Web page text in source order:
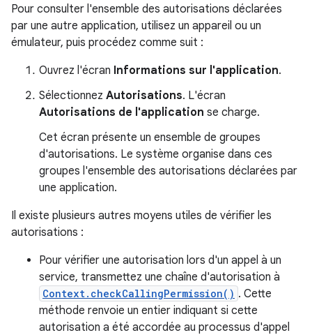
Pour consulter l'ensemble des autorisations déclarées
par une autre application, utilisez un appareil ou un
émulateur, puis procédez comme suit :
Ouvrez l'écran Informations sur l'application.
Sélectionnez Autorisations. L'écran
Autorisations de l'application se charge.
Cet écran présente un ensemble de groupes
d'autorisations. Le système organise dans ces
groupes l'ensemble des autorisations déclarées par
une application.
Il existe plusieurs autres moyens utiles de vérifier les
autorisations :
Pour vérifier une autorisation lors d'un appel à un
service, transmettez une chaîne d'autorisation à
Context.checkCallingPermission() . Cette
méthode renvoie un entier indiquant si cette
autorisation a été accordée au processus d'appel